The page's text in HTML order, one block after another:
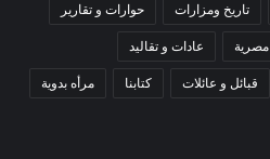
تاريخ ومزارات حوارات و تقارير
مصرية عادات و تقاليد
قبائل و عائلات كتابنا مرأه بدوية